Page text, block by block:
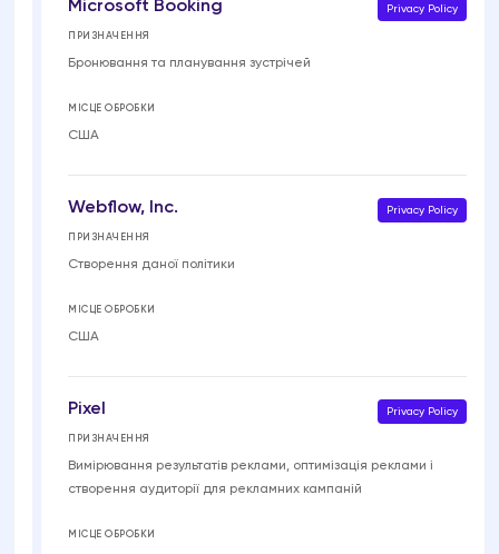
Microsoft Booking Privacy Policy
ПРИЗНАЧЕННЯ
Бронювання та планування зустрічей
МІСЦЕ ОБРОБКИ
США
Webflow, Inc. Privacy Policy
ПРИЗНАЧЕННЯ
Створення даної політики
МІСЦЕ ОБРОБКИ
США
Pixel Privacy Policy
ПРИЗНАЧЕННЯ
Вимірювання результатів реклами, оптимізація реклами і
створення аудиторії для рекламних кампаній
МІСЦЕ ОБРОБКИ